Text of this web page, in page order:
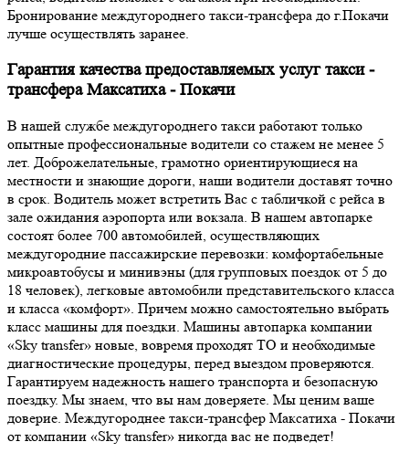
Бронирование междугороднего такси-трансфера до г.Покачи
лучше осуществлять заранее.
Гарантия качества предоставляемых услуг такси -
трансфера Максатиха - Покачи
В нашей службе междугороднего такси работают только
опытные профессиональные водители со стажем не менее 5
лет. Доброжелательные, грамотно ориентирующиеся на
местности и знающие дороги, наши водители доставят точно
в срок. Водитель может встретить Вас с табличкой с рейса в
зале ожидания аэропорта или вокзала. В нашем автопарке
состоят более 700 автомобилей, осуществляющих
междугородние пассажирские перевозки: комфортабельные
микроавтобусы и минивэны (для групповых поездок от 5 до
18 человек), легковые автомобили представительского класса
и класса «комфорт». Причем можно самостоятельно выбрать
класс машины для поездки. Машины автопарка компании
«Sky transfer» новые, вовремя проходят ТО и необходимые
диагностические процедуры, перед выездом проверяются.
Гарантируем надежность нашего транспорта и безопасную
поездку. Мы знаем, что вы нам доверяете. Мы ценим ваше
доверие. Междугороднее такси-трансфер Максатиха - Покачи
от компании «Sky transfer» никогда вас не подведет!